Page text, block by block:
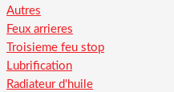
Autres
Feux arrieres
Troisieme feu stop
Lubrification
Radiateur d'huile